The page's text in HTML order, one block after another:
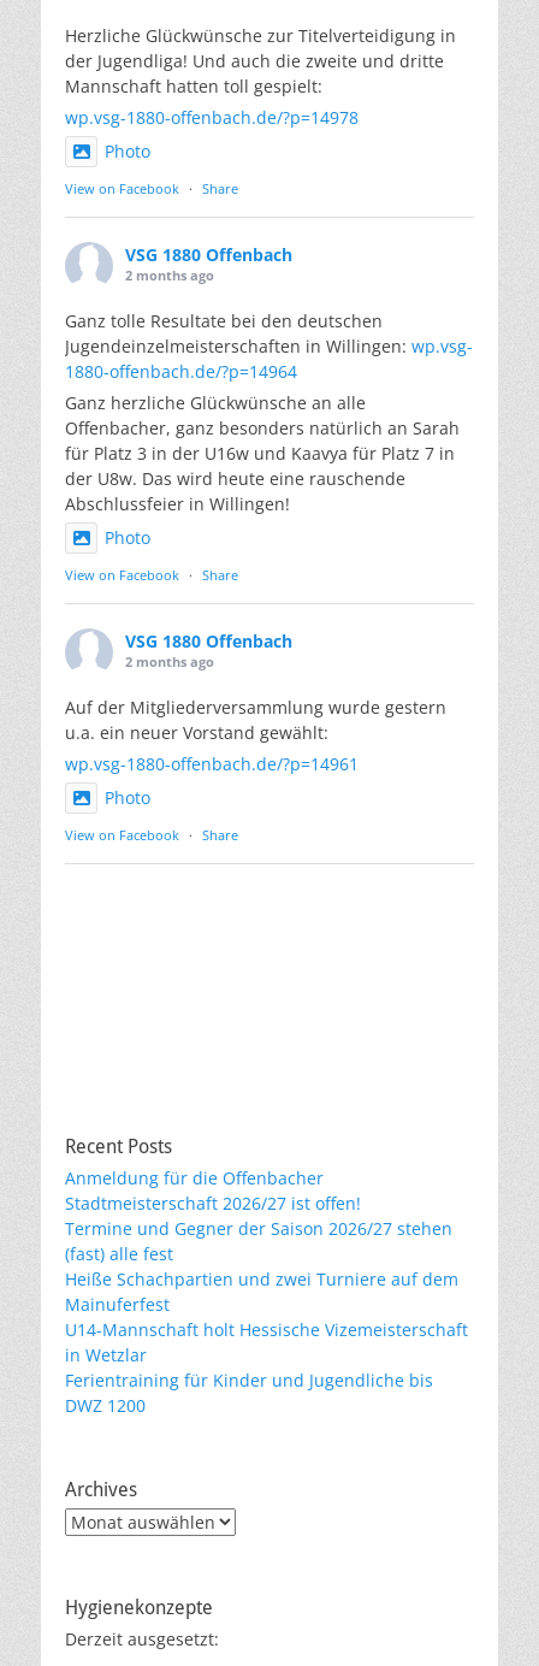
Herzliche Glückwünsche zur Titelverteidigung in
der Jugendliga! Und auch die zweite und dritte
Mannschaft hatten toll gespielt:
wp.vsg-1880-offenbach.de/?p=14978
Photo
View on Facebook · Share
VSG 1880 Offenbach
2 months ago
Ganz tolle Resultate bei den deutschen
Jugendeinzelmeisterschaften in Willingen: wp.vsg-
1880-offenbach.de/?p=14964
Ganz herzliche Glückwünsche an alle
Offenbacher, ganz besonders natürlich an Sarah
für Platz 3 in der U16w und Kaavya für Platz 7 in
der U8w. Das wird heute eine rauschende
Abschlussfeier in Willingen!
Photo
View on Facebook · Share
VSG 1880 Offenbach
2 months ago
Auf der Mitgliederversammlung wurde gestern
u.a. ein neuer Vorstand gewählt:
wp.vsg-1880-offenbach.de/?p=14961
Photo
View on Facebook · Share
Recent Posts
Anmeldung für die Offenbacher
Stadtmeisterschaft 2026/27 ist offen!
Termine und Gegner der Saison 2026/27 stehen
(fast) alle fest
Heiße Schachpartien und zwei Turniere auf dem
Mainuferfest
U14-Mannschaft holt Hessische Vizemeisterschaft
in Wetzlar
Ferientraining für Kinder und Jugendliche bis
DWZ 1200
Archives
Archives
Hygienekonzepte
Derzeit ausgesetzt: